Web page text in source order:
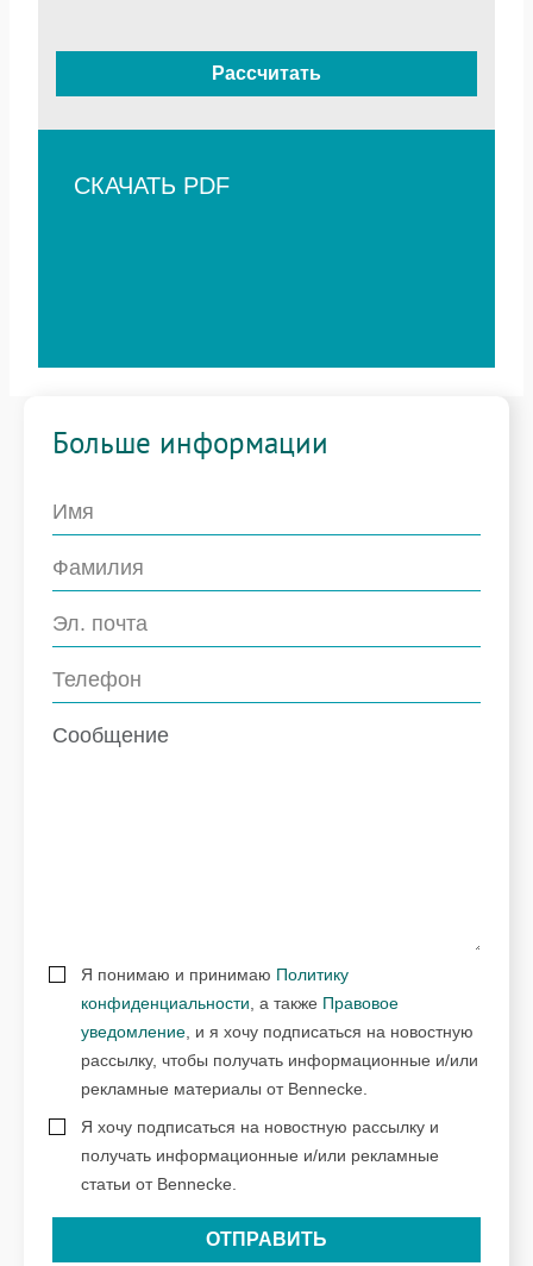
Рассчитать
СКАЧАТЬ PDF
Больше информации
Я понимаю и принимаю Политику
конфиденциальности , а также Правовое
уведомление , и я хочу подписаться на новостную
рассылку, чтобы получать информационные и/или
рекламные материалы от Bennecke.
Я хочу подписаться на новостную рассылку и
получать информационные и/или рекламные
статьи от Bennecke.
ОТПРАВИТЬ